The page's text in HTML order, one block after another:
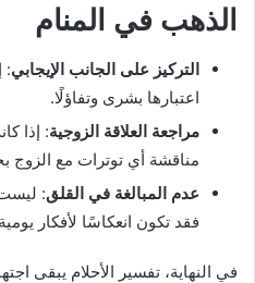
الذهب في المنام
التركيز على الجانب الإيجابي:
اعتبارها بشرى وتفاؤلًا.
مراجعة العلاقة الزوجية: إذا
مناقشة أي توترات مع الزوج
عدم المبالغة في القلق:
فقد تكون انعكاسًا لأفكار
في النهاية، تفسير الأحلام يبقى